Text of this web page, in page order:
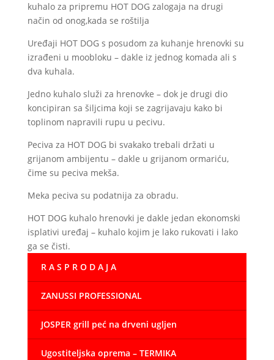
2,50 €
kuhalo za pripremu HOT DOG zalogaja na drugi
način od onog,kada se roštilja
Uređaji HOT DOG s posudom za kuhanje hrenovki su
izrađeni u moobloku – dakle iz jednog komada ali s
dva kuhala.
Jedno kuhalo služi za hrenovke – dok je drugi dio
koncipiran sa šiljcima koji se zagrijavaju kako bi
toplinom napravili rupu u pecivu.
Peciva za HOT DOG bi svakako trebali držati u
grijanom ambijentu – dakle u grijanom ormariću,
čime su peciva mekša.
Meka peciva su podatnija za obradu.
HOT DOG kuhalo hrenovki je dakle jedan ekonomski
isplativi uređaj – kuhalo kojim je lako rukovati i lako
ga se čisti.
R A S P R O D A J A
ZANUSSI PROFESSIONAL
JOSPER grill peć na drveni ugljen
Ugostiteljska oprema – TERMIKA